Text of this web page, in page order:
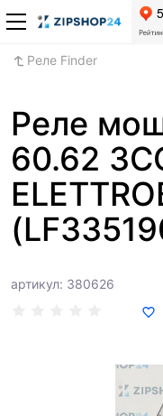
Реле Finder
Реле
60.62
артикул: 380626